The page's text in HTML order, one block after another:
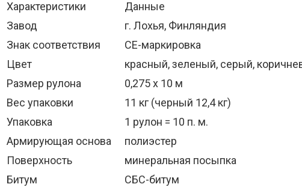
Характеристики
Данные
Завод
г. Лохья, Финляндия
Знак соответствия
СЕ-маркировка
Цвет
красный, зеленый, серый,
Размер рулона
0,275 х 10 м
Вес упаковки
11 кг (черный 12,4 кг)
Упаковка
1 рулон = 10 п. м.
Армирующая основа
полиэстер
Поверхность
минеральная посыпка
Битум
СБС-битум